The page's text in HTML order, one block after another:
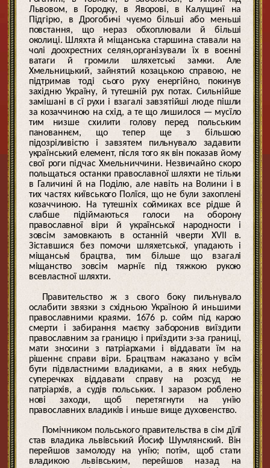
Львовом, в Городку, в Яворові, в Калущинї на
Підгірю, в Дрогобичі чуємо більші або меньші
повстання, що нераз обхоплювали й більші
околиці. Шляхта й міщанська старшина ставали на
чолі доохрестних селян,організували їх в воєнні
ватаги й громили шляхетські замки. Але
Хмельницький, зайнятий козацькою справою, не
підтримав тоді сього руху енергійно, покинув
західню Україну, й тутешній рух потах. Сильнійше
замішані в сї рухи і взагалі завзятійші люде пішли
за козаччиною на схід, а те що лишилося — мусїло
тим низше схилити голову перед польським
панованнєм, що тепер ще з більшою
підозріливістю і завзятем пильнувало задавити
український елемент, після того як він показав йому
свої роги підчас Хмельниччини. Незвичайно скоро
польщаться останки православної шляхти не тільки
в Галичині й на Поділю, але навіть на Волини і в
тих частях київського Полїся, що не були захоплені
козаччиною. На тутешніх соймиках все рідше й
слабше підіймаються голоси на оборону
православної віри й української народности і
зовсім замовкають в останній чверти XVII в.
Зіставшися без помочи шляхетської, упадають і
міщанські брацтва, тим більше що взагалі
міщанство зовсім марнїє під тяжкою рукою
всевластної шляхти.
Правительство ж з свого боку пильнувало
ослабити звязки з східньою Україною й иньшими
православними краями. 1676 р. сойм під карою
смерти і забирання маєтку заборонив виїздити
православним за границю і приїздити з-за границі,
мати зносини з патріархами і віддавати їм на
рішеннє справи віри. Брацтвам наказано у всїм
бути підвластними владиками, а в яких небудь
суперечках віддавати справу на розсуд не
патріархів, а судів польських. І заразом роблено
нові заходи, щоб перетягнути на унїю
православних владиків і иньше вище духовенство.
Помічником польського правительства в сім дїлї
став владика львівський Йосиф Шумлянский. Він
перейшов замолоду на унїю; потім, щоб стати
владикою львівським, перейшов назад на